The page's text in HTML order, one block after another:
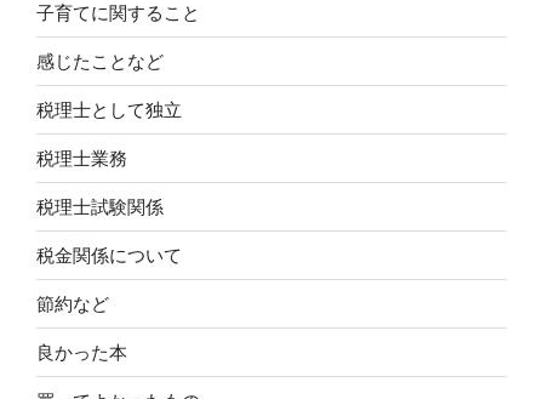
子育てに関すること
感じたことなど
税理士として独立
税理士業務
税理士試験関係
税金関係について
節約など
良かった本